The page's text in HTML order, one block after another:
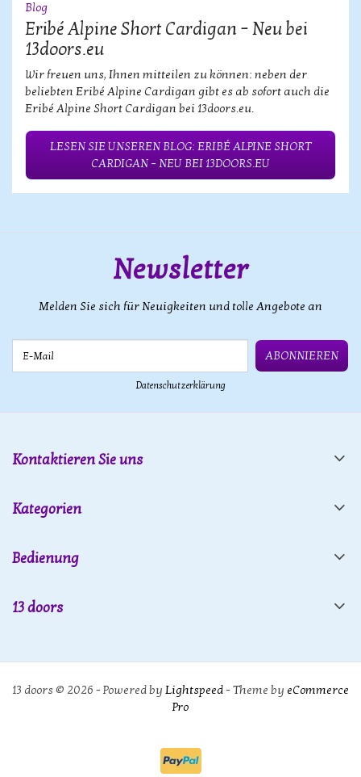
Blog
Eribé Alpine Short Cardigan – Neu bei
13doors.eu
Wir freuen uns, Ihnen mitteilen zu können: neben der
beliebten Eribé Alpine Cardigan gibt es ab sofort auch die
Eribé Alpine Short Cardigan bei 13doors.eu.
LESEN SIE UNSEREN BLOG: ERIBÉ ALPINE SHORT
CARDIGAN – NEU BEI 13DOORS.EU
Newsletter
Melden Sie sich für Neuigkeiten und tolle Angebote an
ABONNIEREN
Datenschutzerklärung
Kontaktieren Sie uns
Kategorien
Bedienung
13 doors
13 doors © 2026 - Powered by Lightspeed- Theme by eCommerce
Pro